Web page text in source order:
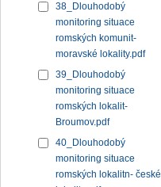
38_Dlouhodobý
monitoring situace
romských komunit-
moravské lokality.pdf
39_Dlouhodobý
monitoring situace
romských lokalit-
Broumov.pdf
40_Dlouhodobý
monitoring situace
romských lokalitn- české